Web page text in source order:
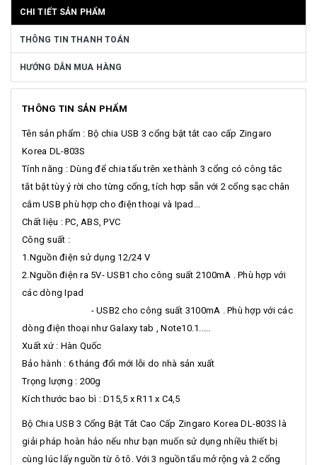
CHI TIẾT SẢN PHẨM
THÔNG TIN THANH TOÁN
HƯỚNG DẪN MUA HÀNG
THÔNG TIN SẢN PHẨM
Tên sản phẩm : Bộ chia USB 3 cổng bật tắt cao cấp Zingaro
Korea DL-803S
Tính năng : Dùng để chia tẩu trên xe thành 3 cổng có công tắc
tắt bật tùy ý rời cho từng cổng, tích hợp sẵn với 2 cổng sạc chân
cắm USB phù hợp cho điện thoại và Ipad...
Chất liệu : PC, ABS, PVC
Công suất :
1.Nguồn điện sử dụng 12/24 V
2.Nguồn điện ra 5V- USB1 cho công suất 2100mA . Phù hợp với
các dòng Ipad
- USB2 cho công suất 3100mA . Phù hợp với các
dòng điện thoại như Galaxy tab , Note10.1.....
Xuất xứ : Hàn Quốc
Bảo hành : 6 tháng đổi mới lỗi do nhà sản xuất
Trọng lượng : 200g
Kích thước bao bì : D15,5 x R11 x C4,5
Bộ Chia USB 3 Cổng Bật Tắt Cao Cấp Zingaro Korea DL-803S là
giải pháp hoàn hảo nếu như bạn muốn sử dụng nhiều thiết bị
cùng lúc lấy nguồn từ ô tô. Với 3 nguồn tẩu mở rộng và 2 cổng